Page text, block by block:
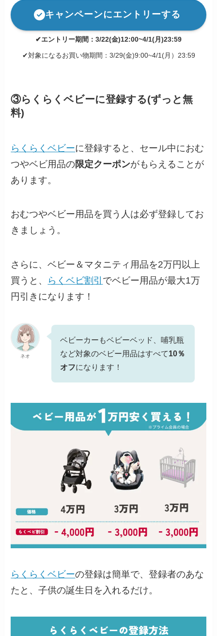
キャンペーンにエントリーする
✔エントリー期間：3/22(金)12:00~4/1(月)23:59
✔対象になるお買い物期間：3/29(金)9:00~4/1(月）23:59
③らくらくベビーに登録する(ずっと無
料)
らくらくベビーに登録すると、セール中におむ
つやベビ用品の限定クーポンがもらえることが
あります。
おむつやベビー用品を買う人は必ず登録してお
きましょう。
さらに、ベビー＆マタニティ用品を2万円以上
買うと、
らくベビ割引 でベビー用品が最大1万
円引きになります！
ネオ
ベビーカーもベビーベッド、哺乳瓶
など対象のベビー用品はすべて10％
オフになります！
らくらくベビーの登録は簡単で、登録者のあな
たと、子供の誕生日を入れるだけ。